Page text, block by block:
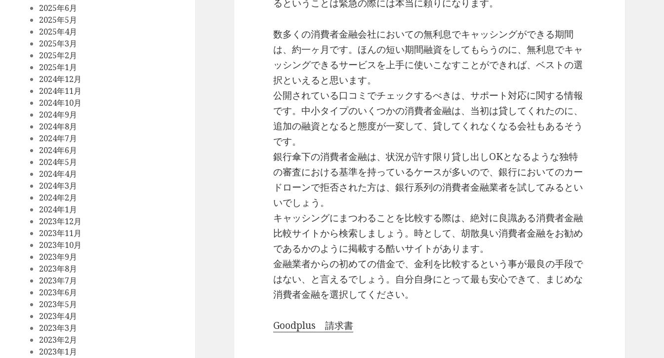
2025年6月
2025年5月
2025年4月
2025年3月
2025年2月
2025年1月
2024年12月
2024年11月
2024年10月
2024年9月
2024年8月
2024年7月
2024年6月
2024年5月
2024年4月
2024年3月
2024年2月
2024年1月
2023年12月
2023年11月
2023年10月
2023年9月
2023年8月
2023年7月
2023年6月
2023年5月
2023年4月
2023年3月
2023年2月
2023年1月
るということは緊急の際には本当に頼りになります。
数多くの消費者金融会社においての無利息でキャッシングができる期間
は、約一ヶ月です。ほんの短い期間融資をしてもらうのに、無利息でキャ
ッシングできるサービスを上手に使いこなすことができれば、ベストの選
択といえると思います。
公開されている口コミでチェックするべきは、サポート対応に関する情報
です。中小タイプのいくつかの消費者金融は、当初は貸してくれたのに、
追加の融資となると態度が一変して、貸してくれなくなる会社もあるそう
です。
銀行傘下の消費者金融は、状況が許す限り貸し出しOKとなるような独特
の審査における基準を持っているケースが多いので、銀行においてのカー
ドローンで拒否された方は、銀行系列の消費者金融業者を試してみるとい
いでしょう。
キャッシングにまつわることを比較する際は、絶対に良識ある消費者金融
比較サイトから検索しましょう。時として、胡散臭い消費者金融をお勧め
であるかのように掲載する酷いサイトがあります。
金融業者からの初めての借金で、金利を比較するという事が最良の手段で
はない、と言えるでしょう。自分自身にとって最も安心できて、まじめな
消費者金融を選択してください。
Goodplus 請求書